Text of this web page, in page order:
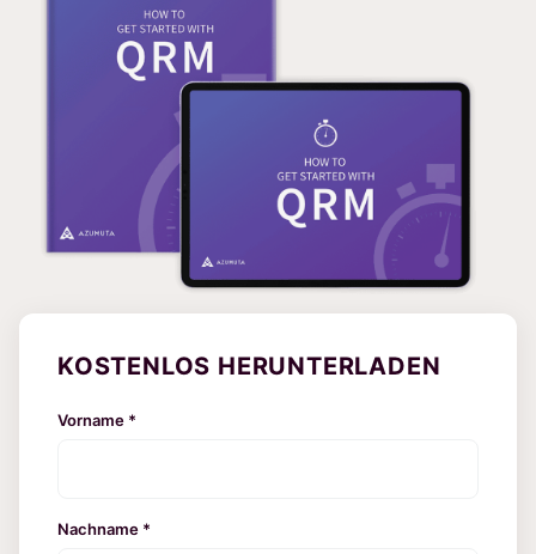
KOSTENLOS HERUNTERLADEN
Vorname *
Nachname *